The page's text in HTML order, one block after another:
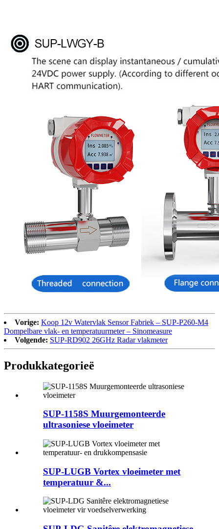
Vorige: Koop 12v Watervlak Sensor Fabriek – SUP-P260-M4
Dompelbare vlak- en temperatuurmeter – Sinomeasure
Volgende: SUP-RD902 26GHz Radar vlakmeter
Produkkategorieë
SUP-1158S Muurgemonteerde
ultrasoniese vloeimeter
SUP-LUGB Vortex vloeimeter met
temperatuur &...